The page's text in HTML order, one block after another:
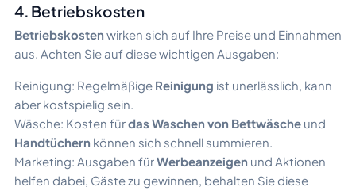
4. Betriebskosten
Betriebskosten wirken sich auf Ihre Preise und Einnahmen
aus. Achten Sie auf diese wichtigen Ausgaben:
Reinigung: Regelmäßige Reinigung ist unerlässlich, kann
aber kostspielig sein.
Wäsche: Kosten fürdas Waschen von Bettwäsche und
Handtüchern können sich schnell summieren.
Marketing: Ausgaben fürWerbeanzeigen und Aktionen
helfen dabei, Gäste zu gewinnen, behalten Sie diese